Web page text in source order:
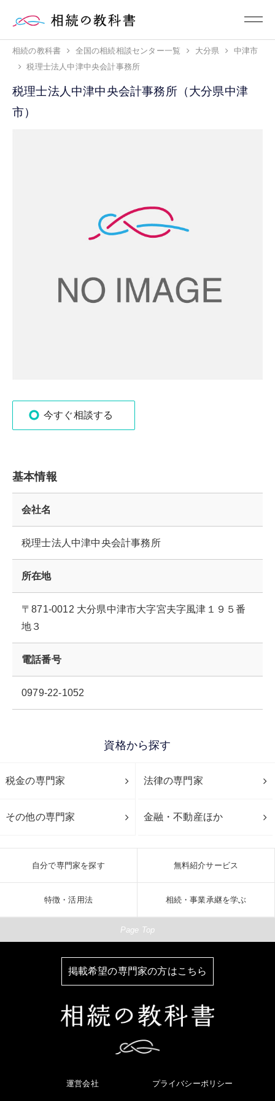
相続の教科書 全国の相続相談センター一覧 大分県
中津市
税理士法人中津中央会計事務所
税理士法人中津中央会計事務所（大分県中津
市）
今すぐ相談する
基本情報
会社名
税理士法人中津中央会計事務所
所在地
〒871-0012 大分県中津市大字宮夫字風津１９５番
地３
電話番号
0979-22-1052
資格から探す
税金の専門家 法律の専門家
その他の専門家 金融・不動産ほか
自分で専門家を探す 無料紹介サービス
特徴・活用法 相続・事業承継を学ぶ
Page Top
掲載希望の専門家の方はこちら
運営会社 プライバシーポリシー